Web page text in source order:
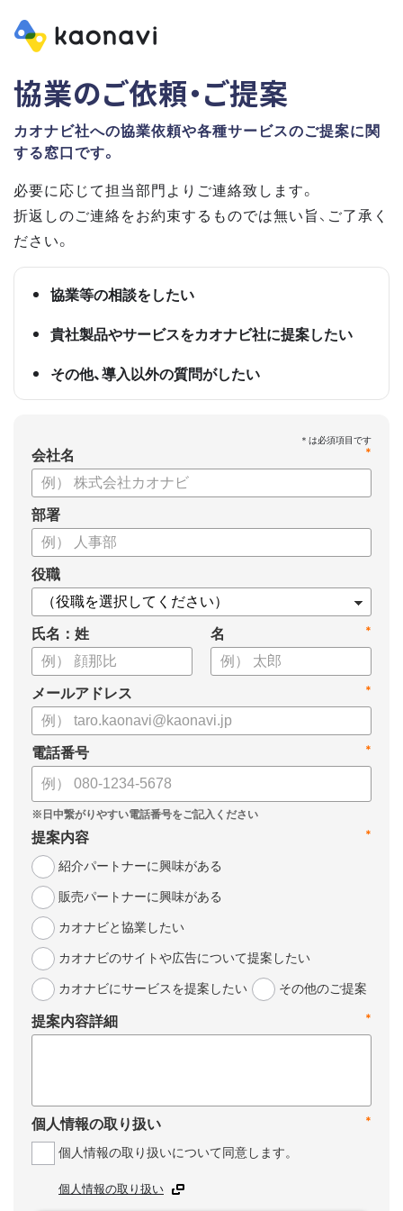
協業のご依頼・ご提案
カオナビ社への協業依頼や各種サービスのご提案に関
する窓口です。
必要に応じて担当部門よりご連絡致します。
折返しのご連絡をお約束するものでは無い旨、ご了承く
ださい。
協業等の相談をしたい
貴社製品やサービスをカオナビ社に提案したい
その他、導入以外の質問がしたい
*
会社名
部署
役職
氏名：姓 *
名
*
メールアドレス
*
電話番号
*
提案内容
紹介パートナーに興味がある
販売パートナーに興味がある
カオナビと協業したい
カオナビのサイトや広告について提案したい
カオナビにサービスを提案したい
その他のご提案
*
提案内容詳細
*
個人情報の取り扱い
個人情報の取り扱いについて同意します。
個人情報の取り扱い